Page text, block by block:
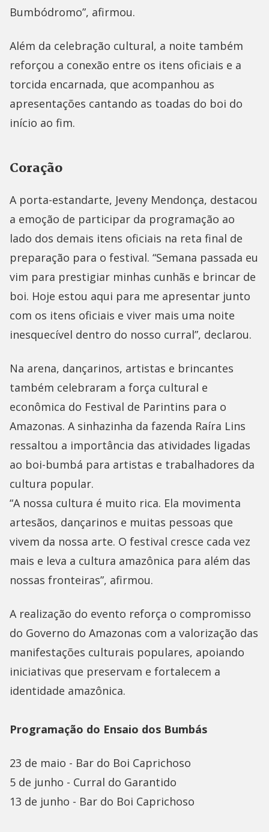
Bumbódromo”, afirmou.
Além da celebração cultural, a noite também
reforçou a conexão entre os itens oficiais e a
torcida encarnada, que acompanhou as
apresentações cantando as toadas do boi do
início ao fim.
Coração
A porta-estandarte, Jeveny Mendonça, destacou
a emoção de participar da programação ao
lado dos demais itens oficiais na reta final de
preparação para o festival. “Semana passada eu
vim para prestigiar minhas cunhãs e brincar de
boi. Hoje estou aqui para me apresentar junto
com os itens oficiais e viver mais uma noite
inesquecível dentro do nosso curral”, declarou.
Na arena, dançarinos, artistas e brincantes
também celebraram a força cultural e
econômica do Festival de Parintins para o
Amazonas. A sinhazinha da fazenda Raíra Lins
ressaltou a importância das atividades ligadas
ao boi-bumbá para artistas e trabalhadores da
cultura popular.
“A nossa cultura é muito rica. Ela movimenta
artesãos, dançarinos e muitas pessoas que
vivem da nossa arte. O festival cresce cada vez
mais e leva a cultura amazônica para além das
nossas fronteiras”, afirmou.
A realização do evento reforça o compromisso
do Governo do Amazonas com a valorização das
manifestações culturais populares, apoiando
iniciativas que preservam e fortalecem a
identidade amazônica.
Programação do Ensaio dos Bumbás
23 de maio - Bar do Boi Caprichoso
5 de junho - Curral do Garantido
13 de junho - Bar do Boi Caprichoso